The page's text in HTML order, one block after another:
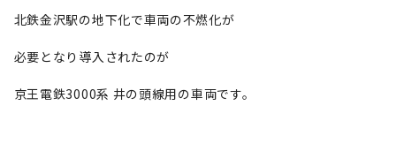
北鉄金沢駅の地下化で車両の不燃化が
必要となり導入されたのが
京王電鉄3000系 井の頭線用の車両です。